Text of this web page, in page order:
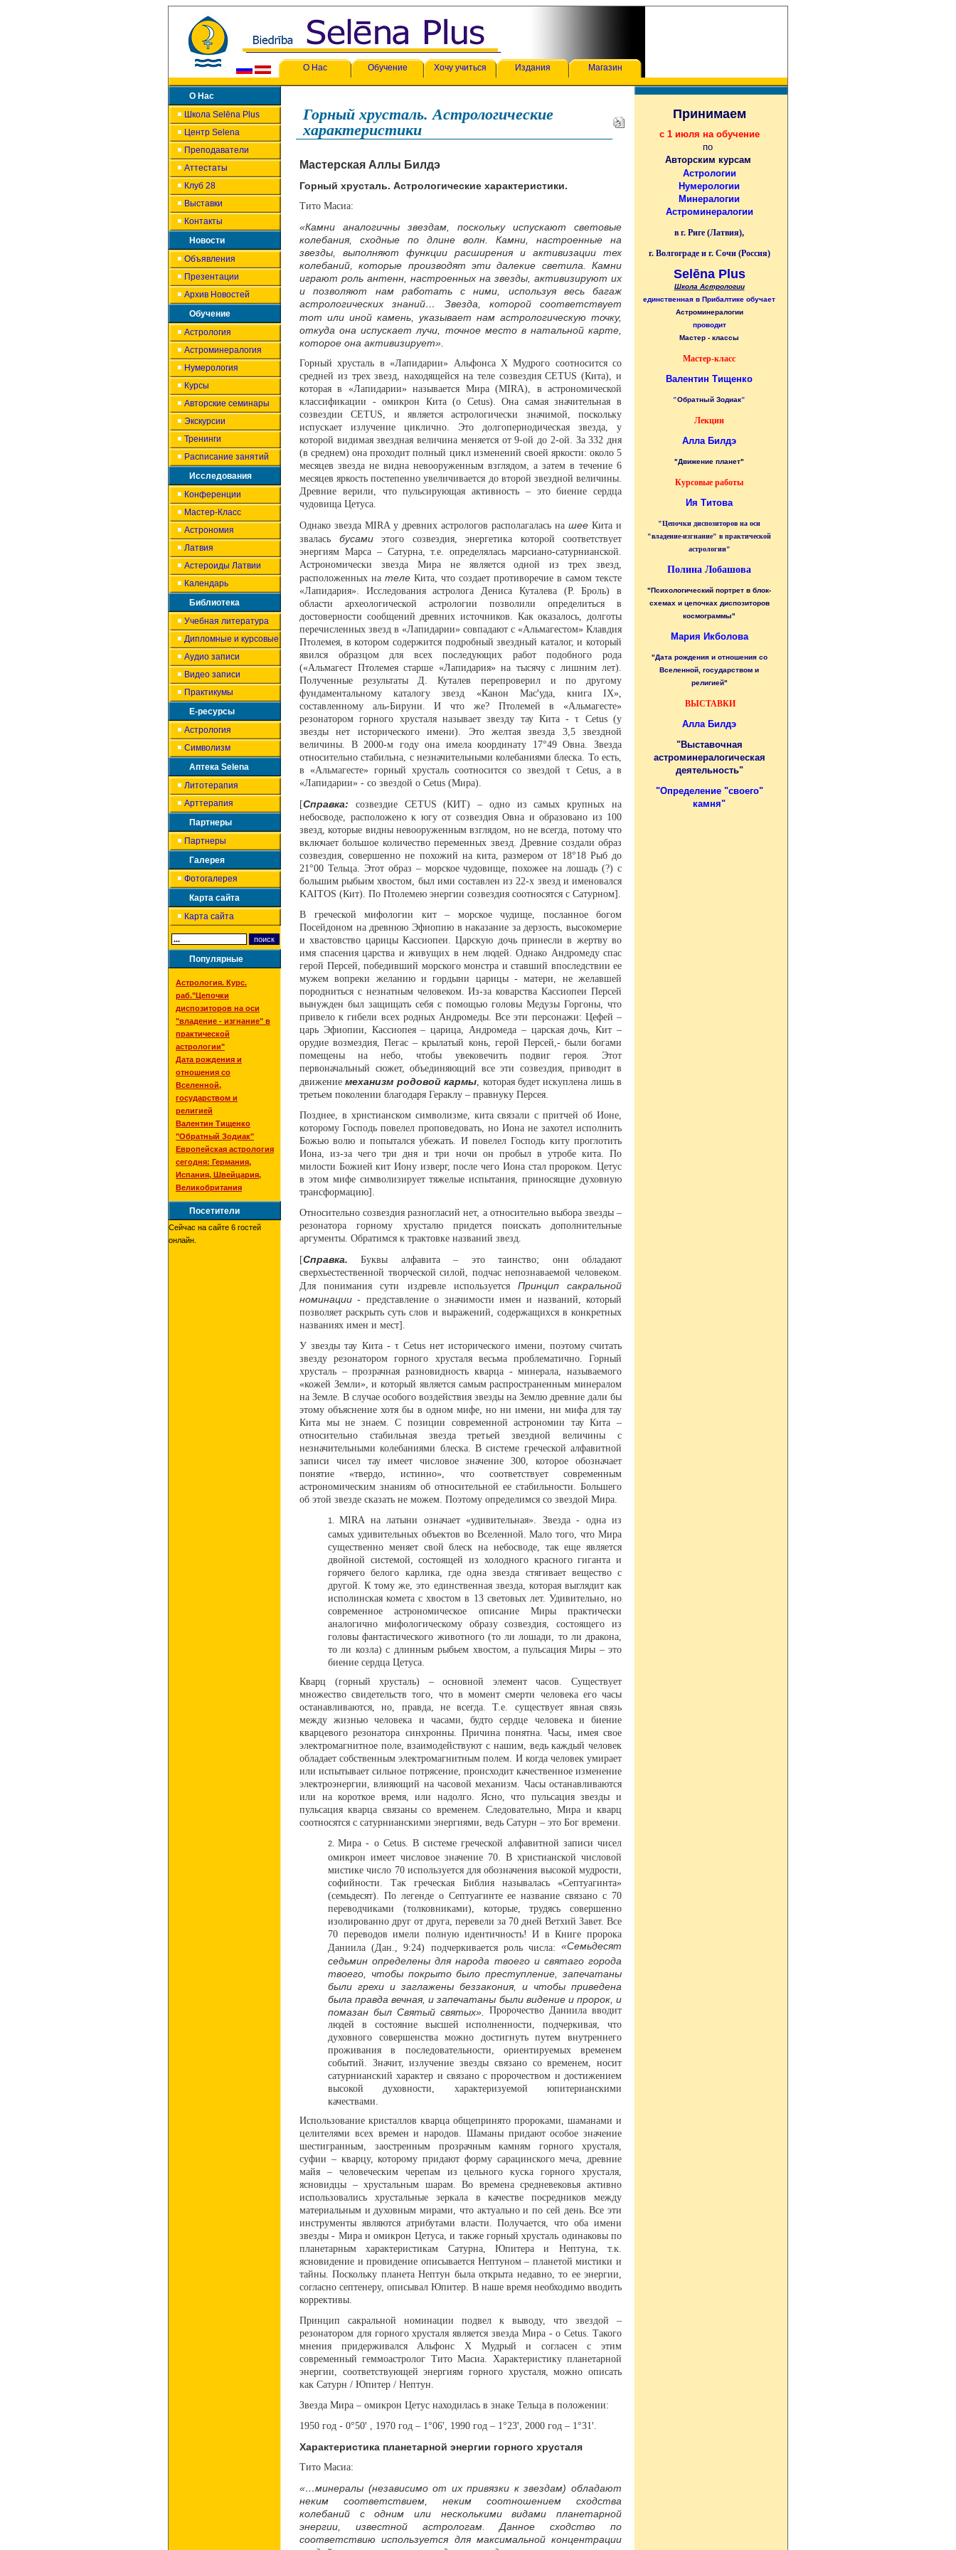
О Нас Обучение Хочу учиться Издания Магазин
О Нас
Школа Selēna Plus
Центр Selena
Преподаватели
Аттестаты
Клуб 28
Выставки
Контакты
Новости
Объявления
Презентации
Архив Новостей
Обучение
Астрология
Астроминералогия
Нумерология
Курсы
Авторские семинары
Экскурсии
Тренинги
Расписание занятий
Исследования
Конференции
Мастер-Класс
Астрономия
Латвия
Астероиды Латвии
Календарь
Библиотека
Учебная литература
Дипломные и курсовые
Аудио записи
Видео записи
Практикумы
Е-ресурсы
Астрология
Символизм
Аптека Selena
Литотерапия
Арттерапия
Партнеры
Партнеры
Галерея
Фотогалерея
Карта сайта
Карта сайта
Популярные
Астрология. Курс.
раб."Цепочки
диспозиторов на оси
"владение - изгнание" в
практической
астрологии"
Дата рождения и
отношения со
Вселенной,
государством и
религией
Валентин Тищенко
"Обратный Зодиак"
Европейская астрология
сегодня: Германия,
Испания, Швейцария,
Великобритания
Посетители
Сейчас на сайте 6 гостей
онлайн.
Горный хрусталь. Астрологические
характеристики
Мастерская Аллы Билдэ
Горный хрусталь. Астрологические характеристики.
Тито Масиа:
«Камни аналогичны звездам, поскольку испускают световые
колебания, сходные по длине волн. Камни, настроенные на
звезды, выполняют функции расширения и активизации тех
колебаний, которые производят эти далекие светила. Камни
играют роль антенн, настроенных на звезды, активизируют их
и позволяют нам работать с ними, используя весь багаж
астрологических знаний…
Звезда, которой соответствует
тот или иной камень, указывает нам астрологическую точку,
откуда она испускает лучи, точное место в натальной карте,
которое она активизирует».
Горный хрусталь в «Лапидарии» Альфонса Х Мудрого соотносится со
средней из трех звезд, находящейся на теле созвездия CETUS (Кита), и
которая в «Лапидарии» называется Мира (MIRA), в астрономической
классификации - омикрон Кита (о Cetus). Она самая значительная в
созвездии CETUS, и является астрологически значимой, поскольку
испускает излучение циклично. Это долгопериодическая звезда, у
которой видимая звездная величина меняется от 9-ой до 2-ой. За 332 дня
(в среднем) она проходит полный цикл изменений своей яркости: около 5
месяцев звезда не видна невооруженным взглядом, а затем в течение 6
месяцев яркость постепенно увеличивается до второй звездной величины.
Древние верили, что пульсирующая активность – это биение сердца
чудовища Цетуса.
Однако звезда MIRA у древних астрологов располагалась на шее Кита и
звалась бусамиэтого созвездия, энергетика которой соответствует
энергиям Марса – Сатурна, т.е. определялась марсиано-сатурнианской.
Астрономически звезда Мира не является одной из трех звезд,
расположенных на теле Кита, что создает противоречие в самом тексте
«Лапидария». Исследования астролога Дениса Куталева (Р. Броль) в
области археологической астрологии позволили определиться в
достоверности сообщений древних источников. Как оказалось, долготы
перечисленных звезд в «Лапидарии» совпадают с «Альмагестом» Клавдия
Птолемея, в котором содержится подробный звездный каталог, и который
явился образцом для всех последующих работ подобного рода
(«Альмагест Птолемея старше «Лапидария» на тысячу с лишним лет).
Полученные результаты Д. Куталев перепроверил и по другому
фундаментальному каталогу звезд «Канон Масꞌуда, книга IX»,
составленному аль-Бируни. И что же? Птолемей в «Альмагесте»
резонатором горного хрусталя называет звезду тау Кита - τ Cetus (у
звезды нет исторического имени). Это желтая звезда 3,5 звездной
величины. В 2000-м году она имела координату 17°49 Овна. Звезда
относительно стабильна, с незначительными колебаниями блеска. То есть,
в «Альмагесте» горный хрусталь соотносится со звездой τ Cetus, а в
«Лапидарии» - со звездой о Cetus (Мира).
[Справка: созвездие CETUS (КИТ) – одно из самых крупных на
небосводе, расположено к югу от созвездия Овна и образовано из 100
звезд, которые видны невооруженным взглядом, но не всегда, потому что
включает большое количество переменных звезд. Древние создали образ
созвездия, совершенно не похожий на кита, размером от 18°18 Рыб до
21°00 Тельца. Этот образ – морское чудовище, похожее на лошадь (?) с
большим рыбьим хвостом, был ими составлен из 22-х звезд и именовался
KAITOS (Кит). По Птолемею энергии созвездия соотносятся с Сатурном].
В греческой мифологии кит – морское чудище, посланное богом
Посейдоном на древнюю Эфиопию в наказание за дерзость, высокомерие
и хвастовство царицы Кассиопеи. Царскую дочь принесли в жертву во
имя спасения царства и живущих в нем людей. Однако Андромеду спас
герой Персей, победивший морского монстра и ставший впоследствии ее
мужем вопреки желанию и гордыни царицы - матери, не желавшей
породниться с незнатным человеком. Из-за коварства Кассиопеи Персей
вынужден был защищать себя с помощью головы Медузы Горгоны, что
привело к гибели всех родных Андромеды. Все эти персонажи: Цефей –
царь Эфиопии, Кассиопея – царица, Андромеда – царская дочь, Кит –
орудие возмездия, Пегас – крылатый конь, герой Персей,- были богами
помещены на небо, чтобы увековечить подвиг героя. Этот
первоначальный сюжет, объединяющий все эти созвездия, приводит в
движениемеханизм родовой кармы, которая будет искуплена лишь в
третьем поколении благодаря Гераклу – правнуку Персея.
Позднее, в христианском символизме, кита связали с притчей об Ионе,
которому Господь повелел проповедовать, но Иона не захотел исполнить
Божью волю и попытался убежать. И повелел Господь киту проглотить
Иона, из-за чего три дня и три ночи он пробыл в утробе кита. По
милости Божией кит Иону изверг, после чего Иона стал пророком. Цетус
в этом мифе символизирует тяжелые испытания, приносящие духовную
трансформацию].
Относительно созвездия разногласий нет, а относительно выбора звезды –
резонатора горному хрусталю придется поискать дополнительные
аргументы. Обратимся к трактовке названий звезд.
[Справка. Буквы алфавита – это таинство; они обладают
сверхъестественной творческой силой, подчас непознаваемой человеком.
Для понимания сути издревле используется Принцип сакральной
номинации - представление о значимости имен и названий, который
позволяет раскрыть суть слов и выражений, содержащихся в конкретных
названиях имен и мест].
У звезды тау Кита - τ Cetus нет исторического имени, поэтому считать
звезду резонатором горного хрусталя весьма проблематично. Горный
хрусталь – прозрачная разновидность кварца - минерала, называемого
«кожей Земли», и который является самым распространенным минералом
на Земле. В случае особого воздействия звезды на Землю древние дали бы
этому объяснение хотя бы в одном мифе, но ни имени, ни мифа для тау
Кита мы не знаем. С позиции современной астрономии тау Кита –
относительно стабильная звезда третьей звездной величины с
незначительными колебаниями блеска. В системе греческой алфавитной
записи чисел тау имеет числовое значение 300, которое обозначает
понятие «твердо, истинно», что соответствует современным
астрономическим знаниям об относительной ее стабильности. Большего
об этой звезде сказать не можем. Поэтому определимся со звездой Мира.
MIRA на латыни означает «удивительная». Звезда - одна из
самых удивительных объектов во Вселенной. Мало того, что Мира
существенно меняет свой блеск на небосводе, так еще является
двойной системой, состоящей из холодного красного гиганта и
горячего белого карлика, где одна звезда стягивает вещество с
другой. К тому же, это единственная звезда, которая выглядит как
исполинская комета с хвостом в 13 световых лет. Удивительно, но
современное астрономическое описание Миры практически
аналогично мифологическому образу созвездия, состоящего из
головы фантастического животного (то ли лошади, то ли дракона,
то ли козла) с длинным рыбьем хвостом, а пульсация Миры – это
биение сердца Цетуса.
Кварц (горный хрусталь) – основной элемент часов. Существует
множество свидетельств того, что в момент смерти человека его часы
останавливаются, но, правда, не всегда. Т.е. существует явная связь
между жизнью человека и часами, будто сердце человека и биение
кварцевого резонатора синхронны. Причина понятна. Часы, имея свое
электромагнитное поле, взаимодействуют с нашим, ведь каждый человек
обладает собственным электромагнитным полем. И когда человек умирает
или испытывает сильное потрясение, происходит качественное изменение
электроэнергии, влияющий на часовой механизм. Часы останавливаются
или на короткое время, или надолго. Ясно, что пульсация звезды и
пульсация кварца связаны со временем. Следовательно, Мира и кварц
соотносятся с сатурнианскими энергиями, ведь Сатурн – это Бог времени.
Мира - о Cetus. В системе греческой алфавитной записи чисел
омикрон имеет числовое значение 70. В христианской числовой
мистике число 70 используется для обозначения высокой мудрости,
софийности. Так греческая Библия называлась «Септуагинта»
(семьдесят). По легенде о Септуагинте ее название связано с 70
переводчиками (толковниками), которые, трудясь совершенно
изолированно друг от друга, перевели за 70 дней Ветхий Завет. Все
70 переводов имели полную идентичность! И в Книге пророка
Даниила (Дан., 9:24) подчеркивается роль числа: «Семьдесят
седьмин определены для народа твоего и святаго города
твоего, чтобы покрыто было преступление, запечатаны
были грехи и заглажены беззакония, и чтобы приведена
была правда вечная, и запечатаны были видение и пророк, и
помазан был Святый святых».
Пророчество Даниила вводит
людей в состояние высшей исполненности, подчеркивая, что
духовного совершенства можно достигнуть путем внутреннего
проживания в последовательности, ориентируемых временем
событий. Значит, излучение звезды связано со временем, носит
сатурнианский характер и связано с пророчеством и достижением
высокой духовности, характеризуемой юпитерианскими
качествами.
Использование кристаллов кварца общепринято пророками, шаманами и
целителями всех времен и народов. Шаманы придают особое значение
шестигранным, заостренным прозрачным камням горного хрусталя,
суфии – кварцу, которому придают форму сарацинского меча, древние
майя – человеческим черепам из цельного куска горного хрусталя,
ясновидцы – хрустальным шарам. Во времена средневековья активно
использовались хрустальные зеркала в качестве посредников между
материальным и духовным мирами, что актуально и по сей день. Все эти
инструменты являются атрибутами власти. Получается, что оба имени
звезды - Мира и омикрон Цетуса, и также горный хрусталь одинаковы по
планетарным характеристикам Сатурна, Юпитера и Нептуна, т.к.
ясновидение и провидение описывается Нептуном – планетой мистики и
тайны. Поскольку планета Нептун была открыта недавно, то ее энергии,
согласно септенеру, описывал Юпитер. В наше время необходимо вводить
коррективы.
Принцип сакральной номинации подвел к выводу, что звездой –
резонатором для горного хрусталя является звезда Мира - о Cetus. Такого
мнения придерживался Альфонс X Мудрый и согласен с этим
современный геммоастролог Тито Масиа. Характеристику планетарной
энергии, соответствующей энергиям горного хрусталя, можно описать
как Сатурн / Юпитер / Нептун.
Звезда Мира – омикрон Цетус находилась в знаке Тельца в положении:
1950 год - 0°50ꞌ , 1970 год – 1°06ꞌ, 1990 год – 1°23ꞌ, 2000 год – 1°31ꞌ.
Характеристика планетарной энергии горного хрусталя
Тито Масиа:
«…минералы (независимо от их привязки к звездам) обладают
неким соответствием, неким соотношением сходства
колебаний с одним или несколькими видами планетарной
энергии, известной астрологам. Данное сходство по
соответствию используется для максимальной концентрации
Принимаем
с 1 июля на обучение
по
Авторским курсам
Астрологии
Нумерологии
Минералогии
Астроминералогии
в г. Риге (Латвия),
г. Волгограде и г. Сочи (Россия)
Selēna Plus
Школа Астрологии
единственная в Прибалтике обучает
Астроминералогии
проводит
Мастер - классы
Мастер-класс
Валентин Тищенко
"Обратный Зодиак"
Лекции
Алла Билдэ
"Движение планет"
Курсовые работы
Ия Титова
"Цепочки диспозиторов на оси
"владение-изгнание" в практической
астрологии"
Полина Лобашова
"Психологический портрет в блок-
схемах и цепочках диспозиторов
космограммы"
Мария Икболова
"Дата рождения и отношения со
Вселенной, государством и
религией"
ВЫСТАВКИ
Алла Билдэ
"Выставочная
астроминералогическая
деятельность"
"Определение "своего"
камня"